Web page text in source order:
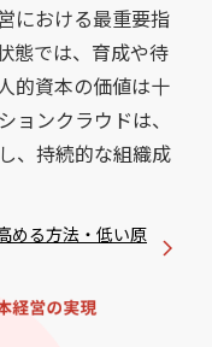
における最重要指
態では、育成や待
的資本の価値は十
ョンクラウドは、
、持続的な組織成
める方法・低い原